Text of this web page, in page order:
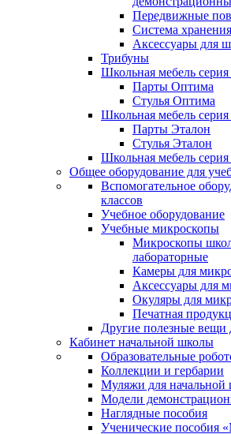
Передвижные
Система
Аксессуары для
Трибуны
Школьная мебель
Парты Оптима
Стулья Оптима
Школьная мебель
Парты Эталон
Стулья Эталон
Школьная мебель
Общее оборудование для
Вспомогательное
классов
Учебное оборудование
Учебные микроскопы
Микроскопы
лабораторные
Камеры для
Аксессуары для
Окуляры для
Печатная
Другие полезные вещи
Кабинет начальной школы
Образовательные
Коллекции и гербарии
Муляжи для начальной
Модели
Наглядные пособия
Ученические пособия